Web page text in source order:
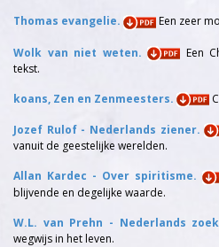
Thomas evangelie.
Een zeer
Wolk van niet weten.
Een
tekst.
koans, Zen en Zenmeesters.
Jozef Rulof - Nederlands ziener.
vanuit de geestelijke werelden.
Allan Kardec - Over spiritisme.
blijvende en degelijke waarde.
W.L. van Prehn - Nederlands
wegwijs in het leven.